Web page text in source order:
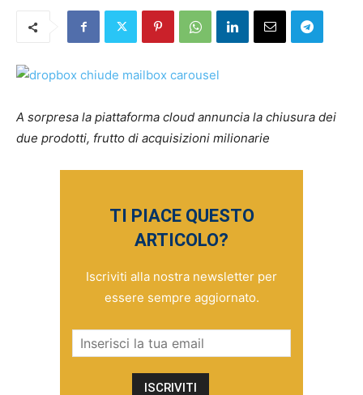
A sorpresa la piattaforma cloud annuncia la chiusura dei
due prodotti, frutto di acquisizioni milionarie
TI PIACE QUESTO
ARTICOLO?
Iscriviti alla nostra newsletter per
essere sempre aggiornato.